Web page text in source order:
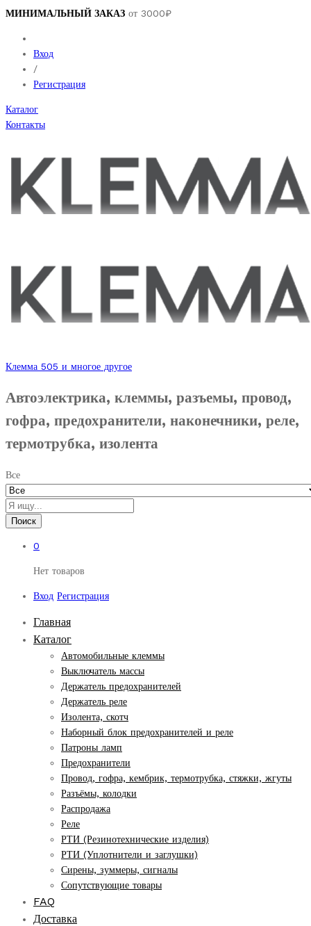
МИНИМАЛЬНЫЙ ЗАКАЗ от 3000₽
Вход
/
Регистрация
Каталог
Контакты
Клемма 505 и многое другое
Автоэлектрика, клеммы, разъемы, провод,
гофра, предохранители, наконечники, реле,
термотрубка, изолента
Все
Поиск
0
Нет товаров
Вход Регистрация
Главная
Каталог
Автомобильные клеммы
Выключатель массы
Держатель предохранителей
Держатель реле
Изолента, скотч
Наборный блок предохранителей и реле
Патроны ламп
Предохранители
Провод, гофра, кембрик, термотрубка, стяжки, жгуты
Разъёмы, колодки
Распродажа
Реле
РТИ (Резинотехнические изделия)
РТИ (Уплотнители и заглушки)
Сирены, зуммеры, сигналы
Сопутствующие товары
FAQ
Доставка